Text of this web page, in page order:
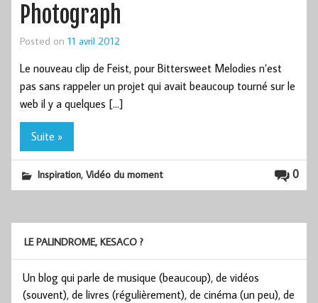
Photograph
Posted on 11 avril 2012
Le nouveau clip de Feist, pour Bittersweet Melodies n’est
pas sans rappeler un projet qui avait beaucoup tourné sur le
web il y a quelques […]
Suite »
0
Inspiration,Vidéo du moment
LE PALINDROME, KESACO ?
Un blog qui parle de musique (beaucoup), de vidéos
(souvent), de livres (régulièrement), de cinéma (un peu), de